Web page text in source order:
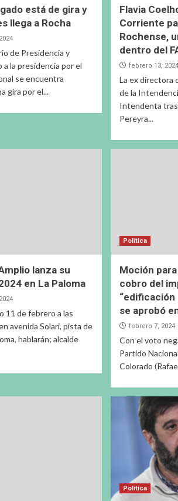
está de gira y
llega a Rocha
de Presidencia y
a la presidencia por el
se encuentra
gira por el...
Flavia
Corriente
Rochense,
dentro del
febrero 13, 2024
La ex directora
de la
Intendenta tras
Pereyra...
lanza su
en La Paloma
11 de febrero a las
avenida Solari, pista de
hablarán; alcalde
Política
Moción
cobro del
“edificación
se aprobó
febrero 7, 2024
Con el voto
Partido
Colorado
Política